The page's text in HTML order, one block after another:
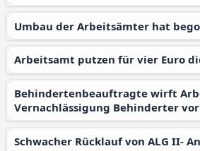
Umbau der Arbeitsämter hat
Arbeitsamt putzen für vier Euro
Behindertenbeauftragte wirft Arbeitsagentur
Vernachlässigung Behinderter vor
Schwacher Rücklauf von ALG II-